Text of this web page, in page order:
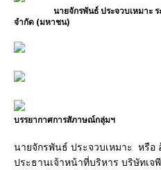
นายจักรพันธ์ ประจวบเหมาะ ระธ
จำกัด (มหาชน)
บรรยากาศการสัภาษณ์กลุ่มฯ
นายจักรพันธ์ ประจวบเหมาะ หรือ
ประธานเจ้าหน้าที่บริหาร บริษัทเจ